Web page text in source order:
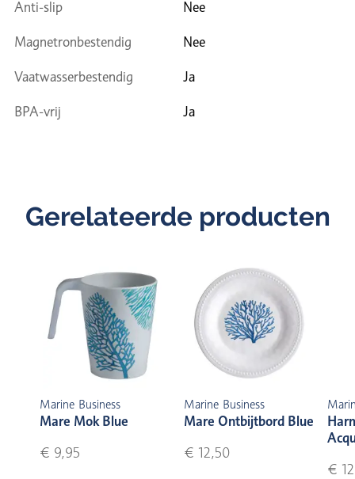
Anti-slip Nee
Magnetronbestendig Nee
Vaatwasserbestendig Ja
BPA-vrij Ja
Gerelateerde producten
Marine Business
Mare Mok Blue
€ 9,95
Marine Business
Mare Ontbijtbord Blue
€ 12,50
€